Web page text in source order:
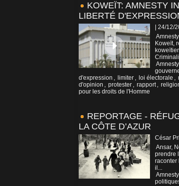
KOWEÏT: AMNESTY
LIBERTÉ
| 24/12/
Koweït,
d'expression , limiter , loi électorale ,
d'opinion , protester , rapport ,
pour les droits de l'Homme
REPORTAGE -
LA CÔTE D’AZUR
César
Ansar,
prendre
raconter
il...